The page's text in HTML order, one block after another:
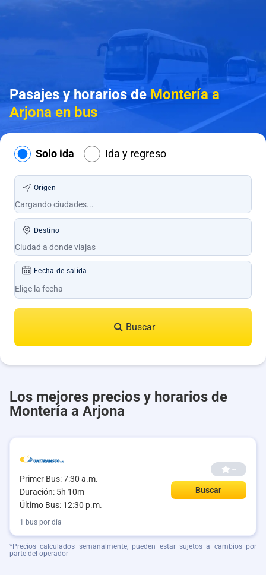
Pasajes y horarios deMontería a
Arjona en bus
Solo ida Ida y regreso
Origen
Destino
Fecha de salida
Buscar
Los mejores precios y horarios de
Montería a Arjona
Primer Bus: 7:30 a.m.
Duración: 5h 10m
Último Bus: 12:30 p.m.
--
Buscar
1 bus por día
*Precios calculados semanalmente, pueden estar sujetos a cambios por
parte del operador